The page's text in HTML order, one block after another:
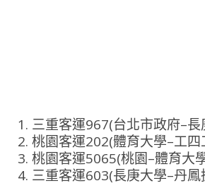
三重客運967(台北市政府–長
桃園客運202(體育大學–工四
桃園客運5065(桃園–體育大
三重客運603(長庚大學–丹鳳